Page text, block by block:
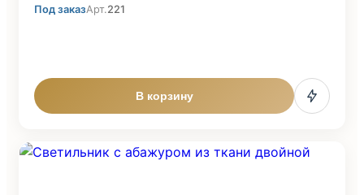
Под заказАрт. 221
В корзину